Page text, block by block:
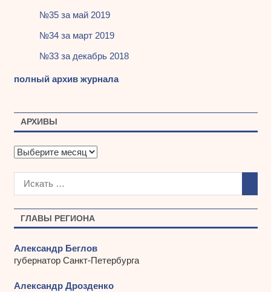
ГЛАВЫ РЕГИОНА
Александр Беглов
губернатор Санкт-Петербурга
Александр Дрозденко
№35 за май 2019
№34 за март 2019
№33 за декабрь 2018
полный архив журнала
АРХИВЫ
А
х
ы